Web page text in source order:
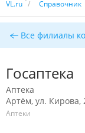
VL.ru / Справочник
Все филиалы
Госаптека
Аптека
Артём, ул. Кирова,
Аптеки